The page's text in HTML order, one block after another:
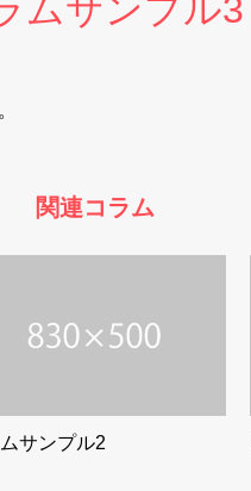
ムサンプル3
関連コラム
サンプル2